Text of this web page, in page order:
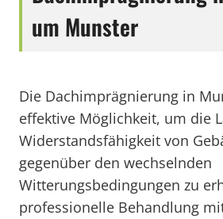
um Munster
Die Dachimprägnierung in
effektive Möglichkeit, um die
Widerstandsfähigkeit von
gegenüber den wechselnden
Witterungsbedingungen zu
professionelle Behandlung